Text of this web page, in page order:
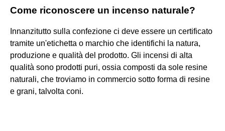
Come riconoscere un incenso naturale?
Innanzitutto sulla confezione ci deve essere un certificato
tramite un'etichetta o marchio che identifichi la natura,
produzione e qualità del prodotto. Gli incensi di alta
qualità sono prodotti puri, ossia composti da sole resine
naturali, che troviamo in commercio sotto forma di resine
e grani, talvolta coni.